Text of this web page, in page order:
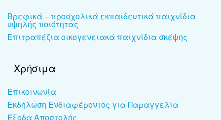
Βρεφικά – προσχολικά εκπαιδευτικά παιχνίδια
υψηλής ποιότητας
Επιτραπέζια οικογενειακά παιχνίδια σκέψης
Χρήσιμα
Επικοινωνία
Εκδήλωση Ενδιαφέροντος για Παραγγελία
Έξοδα Αποστολής